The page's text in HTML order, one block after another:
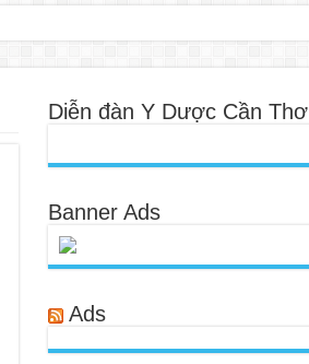
Diễn đàn Y Dược Cần Thơ
Banner Ads
Ads